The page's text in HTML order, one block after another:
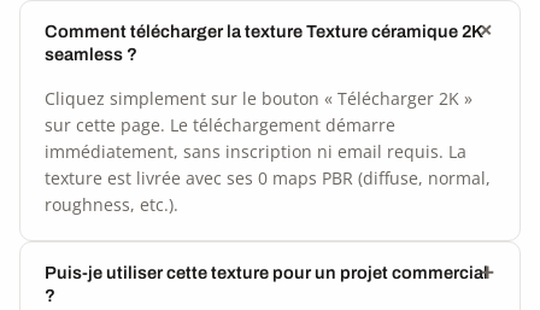
Comment télécharger la texture Texture céramique 2K
seamless ?
Cliquez simplement sur le bouton « Télécharger 2K »
sur cette page. Le téléchargement démarre
immédiatement, sans inscription ni email requis. La
texture est livrée avec ses 0 maps PBR (diffuse, normal,
roughness, etc.).
Puis-je utiliser cette texture pour un projet commercial
?